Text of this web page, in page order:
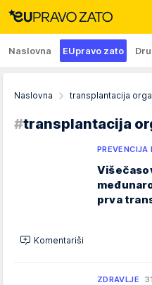
Naslovna EUpravo zato
Naslovna transplantacija
#transplantacija
PREVENCIJA
prva
Komentariši
ZDRAVLJE